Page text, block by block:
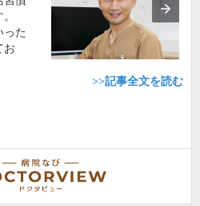
った
お
>>記事全文を読む